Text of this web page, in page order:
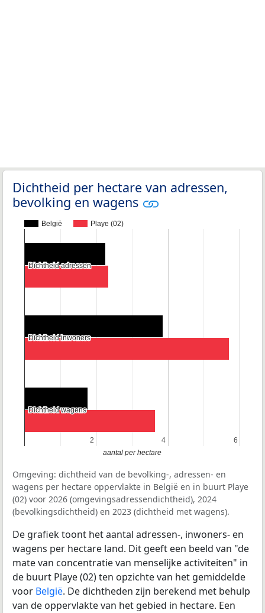
Dichtheid per hectare van adressen,
bevolking en wagens
België Playe (02)
2
2 4
4 6
6
Dichtheid adressen
Dichtheid adressen
Dichtheid inwoners
Dichtheid inwoners
Dichtheid wagens
Dichtheid wagens
aantal per hectare
Omgeving: dichtheid van de bevolking-, adressen- en
wagens per hectare oppervlakte in België en in buurt Playe
(02) voor 2026 (omgevingsadressendichtheid), 2024
(bevolkingsdichtheid) en 2023 (dichtheid met wagens).
De grafiek toont het aantal adressen-, inwoners- en
wagens per hectare land. Dit geeft een beeld van "de
mate van concentratie van menselijke activiteiten" in
de buurt Playe (02) ten opzichte van het gemiddelde
voor België. De dichtheden zijn berekend met behulp
van de oppervlakte van het gebied in hectare. Een